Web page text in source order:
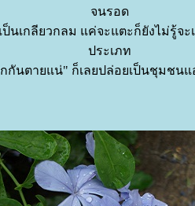
จนรอด
นเกลียวกลม แค่จะแตะก็ยังไม่รู้จะ
ประเภท
กันตายแน่" ก็เลยปล่อยเป็นชุมชน